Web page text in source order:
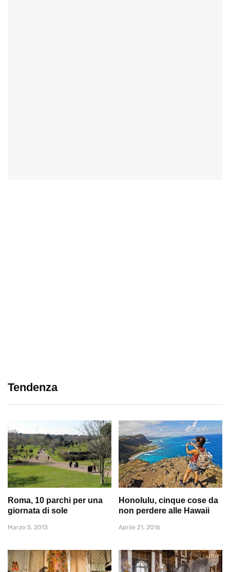
Tendenza
Roma, 10 parchi per una
giornata di sole
Marzo 5, 2013
Honolulu, cinque cose da
non perdere alle Hawaii
Aprile 21, 2016